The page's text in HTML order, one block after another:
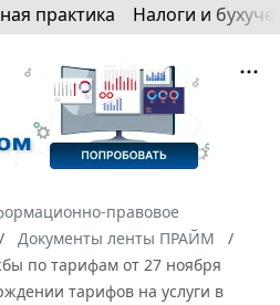
практика Налоги и
правовое
Документы ленты ПРАЙМ
по тарифам от 27 ноября
тарифов на услуги в